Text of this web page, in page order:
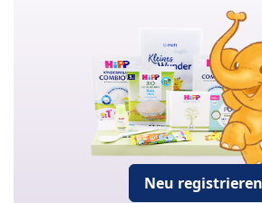
Neu registrieren